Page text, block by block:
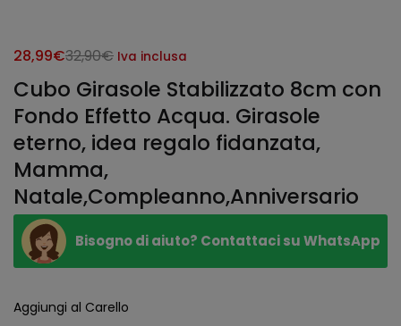
Cubo Girasole Stabilizzato 8cm con
Fondo Effetto Acqua. Girasole
eterno, idea regalo fidanzata,
Mamma,
Natale,Compleanno,Anniversario
28,99€Il
prezzo
attuale
è:
28,99€.
32,90€ Il
prezzo
originale
era:
32,90€.
Iva inclusa
Bisogno di aiuto? Contattaci su WhatsApp
Aggiungi al Carello